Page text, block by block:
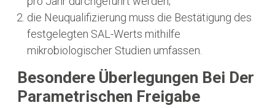
die Neuqualifizierung muss die Bestätigung des
festgelegten SAL-Werts mithilfe
mikrobiologischer Studien umfassen.
Besondere Überlegungen Bei Der
Parametrischen Freigabe